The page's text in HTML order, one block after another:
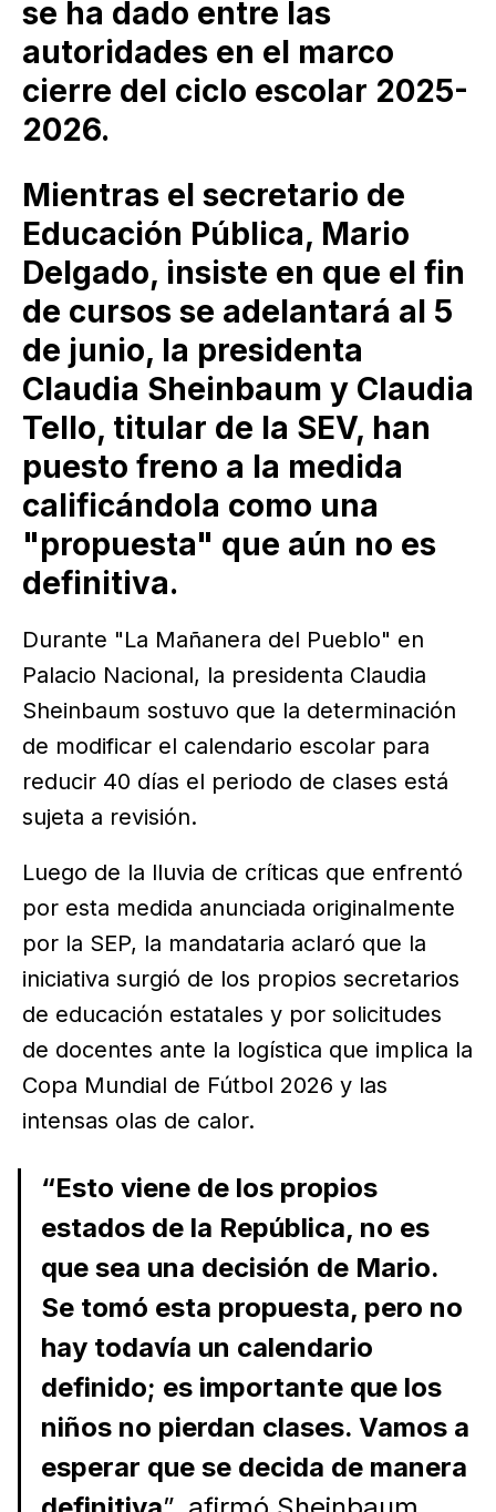
se ha dado entre las
autoridades en el marco
cierre del ciclo escolar 2025-
2026.
Mientras el secretario de
Educación Pública, Mario
Delgado, insiste en que el fin
de cursos se adelantará al 5
de junio, la presidenta
Claudia Sheinbaum y Claudia
Tello, titular de la SEV, han
puesto freno a la medida
calificándola como una
"propuesta" que aún no es
definitiva.
Durante "La Mañanera del Pueblo" en
Palacio Nacional, la presidenta Claudia
Sheinbaum sostuvo que la determinación
de modificar el calendario escolar para
reducir 40 días el periodo de clases está
sujeta a revisión.
Luego de la lluvia de críticas que enfrentó
por esta medida anunciada originalmente
por la SEP, la mandataria aclaró que la
iniciativa surgió de los propios secretarios
de educación estatales y por solicitudes
de docentes ante la logística que implica la
Copa Mundial de Fútbol 2026 y las
intensas olas de calor.
“Esto viene de los propios
estados de la República, no es
que sea una decisión de Mario.
Se tomó esta propuesta, pero no
hay todavía un calendario
definido; es importante que los
niños no pierdan clases. Vamos a
esperar que se decida de manera